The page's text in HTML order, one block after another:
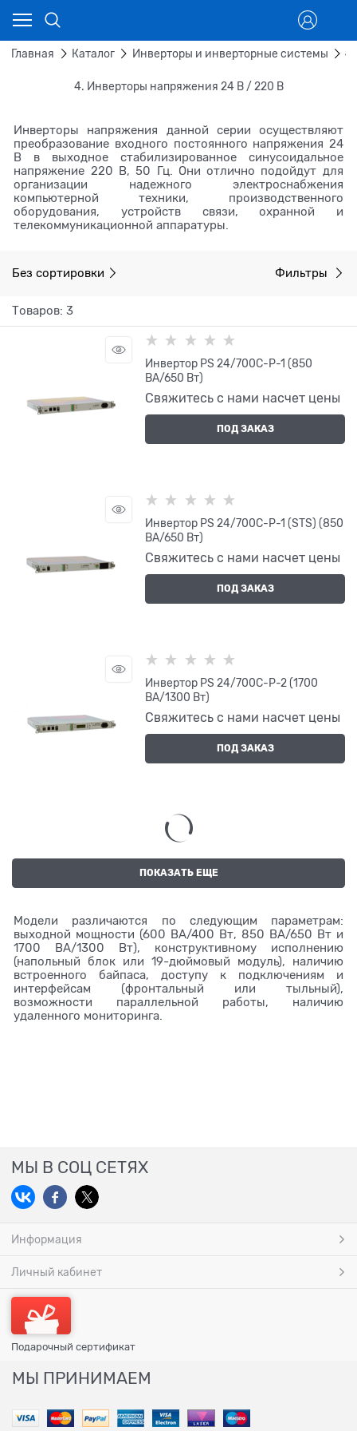
Главная Каталог Инверторы и инверторные системы
4. Инверторы напряжения 24 В / 220 В
Инверторы напряжения данной серии осуществляют
преобразование входного постоянного напряжения 24
В в выходное стабилизированное синусоидальное
напряжение 220 В, 50 Гц. Они отлично подойдут для
организации надежного электроснабжения
компьютерной техники, производственного
оборудования, устройств связи, охранной и
телекоммуникационной аппаратуры.
Без сортировки Фильтры
Товаров: 3
Инвертор PS 24/700C-P-1 (850
ВА/650 Вт)
Свяжитесь с нами насчет цены
ПОД ЗАКАЗ
Инвертор PS 24/700C-P-1 (STS) (850
ВА/650 Вт)
Свяжитесь с нами насчет цены
ПОД ЗАКАЗ
Инвертор PS 24/700C-P-2 (1700
ВА/1300 Вт)
Свяжитесь с нами насчет цены
ПОД ЗАКАЗ
ПОКАЗАТЬ ЕЩЕ
Модели различаются по следующим параметрам:
выходной мощности (600 ВА/400 Вт, 850 ВА/650 Вт и
1700 ВА/1300 Вт), конструктивному исполнению
(напольный блок или 19-дюймовый модуль), наличию
встроенного байпаса, доступу к подключениям и
интерфейсам (фронтальный или тыльный),
возможности параллельной работы, наличию
удаленного мониторинга.
МЫ В СОЦ СЕТЯХ
Информация
Личный кабинет
Подарочный сертификат
МЫ ПРИНИМАЕМ